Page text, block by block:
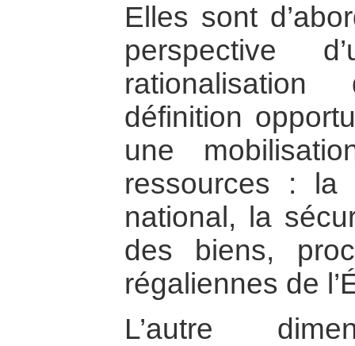
Elles sont
perspective
définition
une
ressources : la
national, la
des biens,
régaliennes de
L’autre